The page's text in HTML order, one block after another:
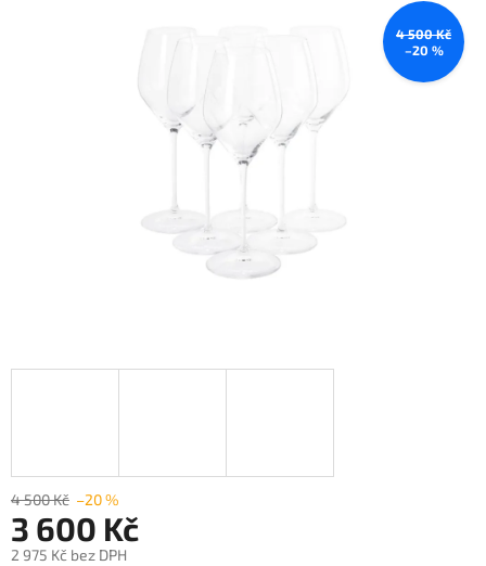
4 500 Kč
–20 %
4 500 Kč –20 %
3 600 Kč
2 975 Kč bez DPH